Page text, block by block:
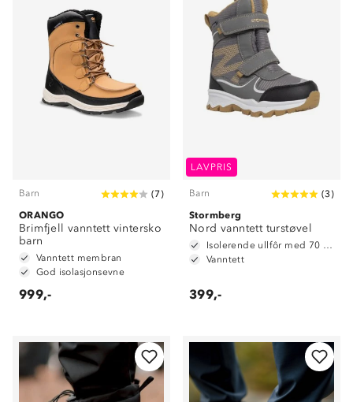
Barn (7)
ORANGO
Brimfjell vanntett vintersko
barn
Vanntett membran
God isolasjonsevne
999,-
LAVPRIS
Barn (3)
Stormberg
Nord vanntett turstøvel
Isolerende ullfôr med 70 % ull
Vanntett
399,-